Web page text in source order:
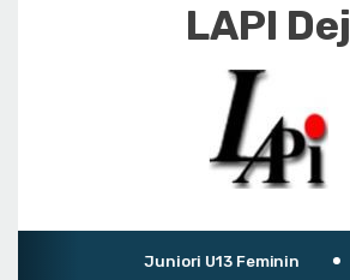
LAPI Dej
Juniori U13 Feminin